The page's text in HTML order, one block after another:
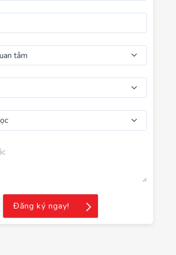
Đăng ký ngay!